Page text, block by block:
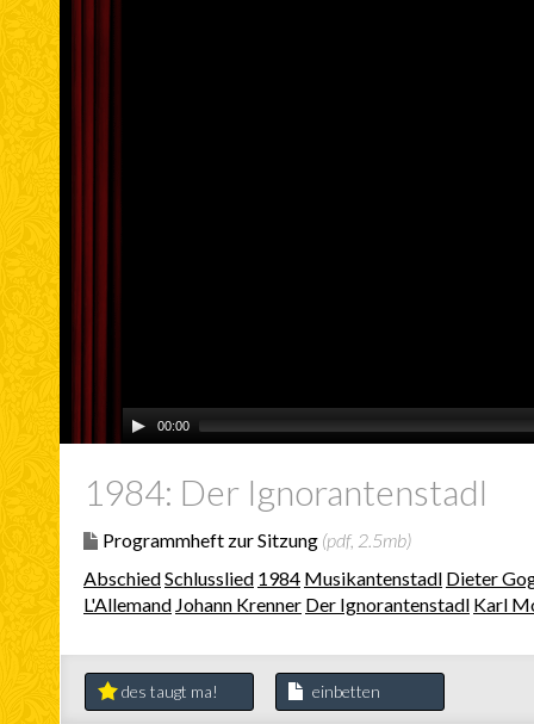
00:00
1984: Der Ignorantenstadl
Programmheft zur Sitzung (pdf, 2.5mb)
AbschiedSchlusslied 1984 Musikantenstadl Dieter
L'Allemand Johann Krenner Der Ignorantenstadl Karl
des taugt ma! einbetten